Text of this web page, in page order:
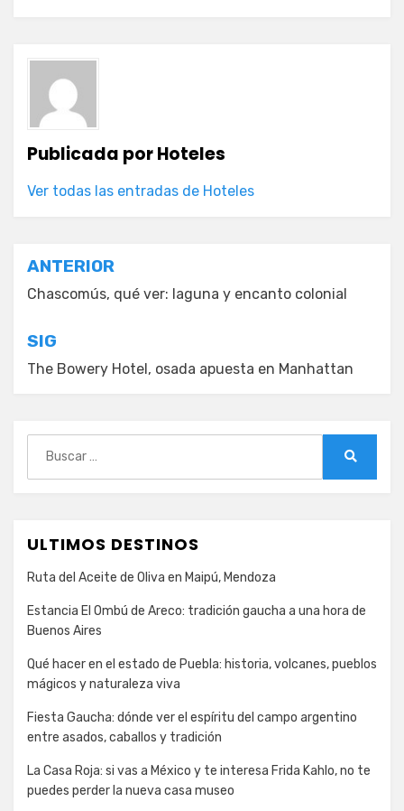
Publicada porHoteles
Ver todas las entradas de Hoteles
Navegación
de
entradas
ANTERIOR
Chascomús, qué ver: laguna y encanto colonial
SIG
The Bowery Hotel, osada apuesta en Manhattan
ULTIMOS DESTINOS
Ruta del Aceite de Oliva en Maipú, Mendoza
Estancia El Ombú de Areco: tradición gaucha a una hora de
Buenos Aires
Qué hacer en el estado de Puebla: historia, volcanes, pueblos
mágicos y naturaleza viva
Fiesta Gaucha: dónde ver el espíritu del campo argentino
entre asados, caballos y tradición
La Casa Roja: si vas a México y te interesa Frida Kahlo, no te
puedes perder la nueva casa museo